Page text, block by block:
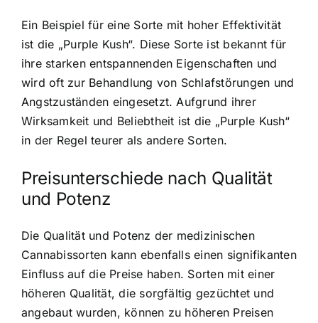
Ein Beispiel für eine Sorte mit hoher Effektivität
ist die „Purple Kush“. Diese Sorte ist bekannt für
ihre starken entspannenden Eigenschaften und
wird oft zur Behandlung von Schlafstörungen und
Angstzuständen eingesetzt. Aufgrund ihrer
Wirksamkeit und Beliebtheit ist die „Purple Kush“
in der Regel teurer als andere Sorten.
Preisunterschiede nach Qualität
und Potenz
Die Qualität und Potenz der medizinischen
Cannabissorten kann ebenfalls einen signifikanten
Einfluss auf die Preise haben. Sorten mit einer
höheren Qualität, die sorgfältig gezüchtet und
angebaut wurden, können zu höheren Preisen